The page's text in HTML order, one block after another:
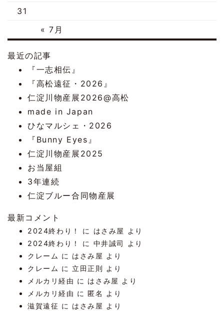
« 7月
31
最近の記事
『一志相伝』
『高松遠征・2026』
仁淀川物産展2026@高松
made in Japan
ひなマルシェ・2026
『Bunny Eyes』
仁淀川物産展2025
お当屋組
3年連続
仁淀ブルー合同物産展
最新コメント
2024終わり！ に はさみ屋
より
2024終わり！
に 中井誠司
より
クレーム に はさみ屋 より
クレーム に 立田正則 より
メルカリ経由 に はさみ屋 より
メルカリ経由 に匿名
より
滋賀遠征 に はさみ屋 より